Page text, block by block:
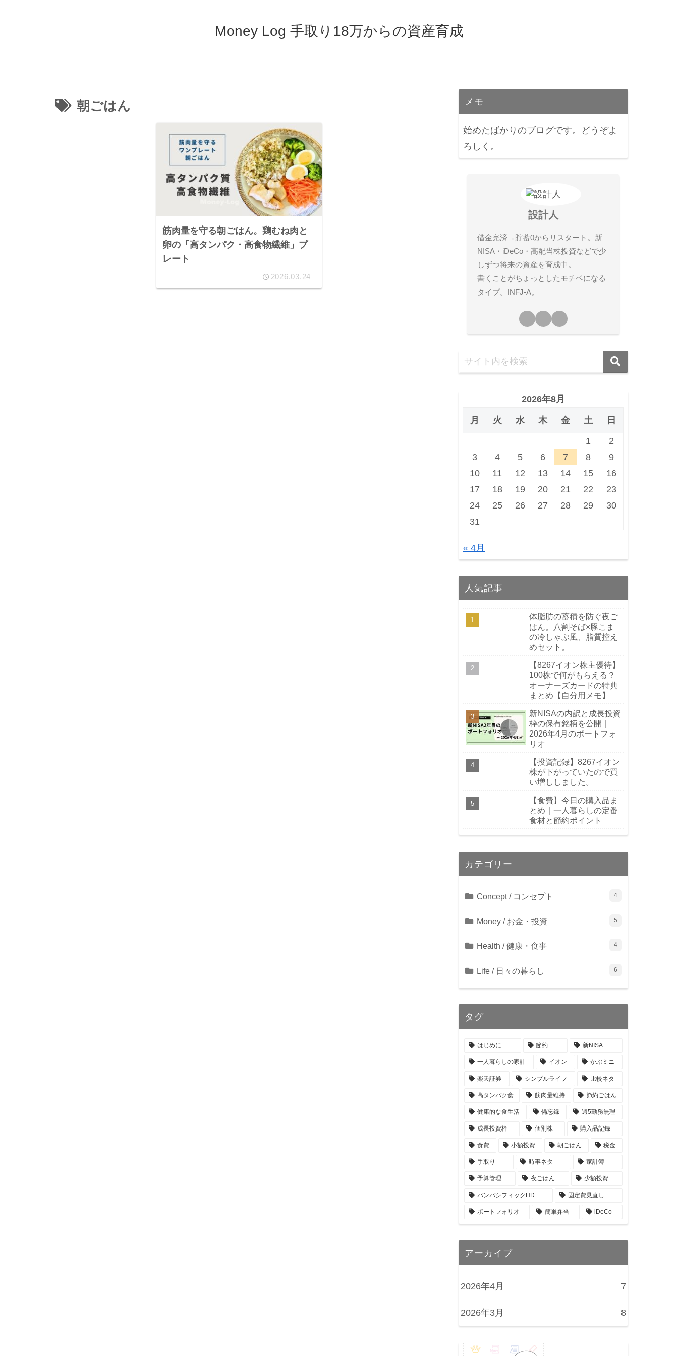
Money Log 手取り18万からの資産育成
朝ごはん
筋肉量を守る朝ごはん。鶏むね肉と
卵の「高タンパク・高食物繊維」プ
レート
2026.03.24
メモ
始めたばかりのブログです。どうぞよ
ろしく。
設計人
借金完済→貯蓄0からリスタート。新
NISA・iDeCo・高配当株投資などで少
しずつ将来の資産を育成中。
書くことがちょっとしたモチベになる
タイプ。INFJ-A。
2026年8月
月 火 水 木 金 土 日
1
2
3
4 5 6 7 8
9
10
11 12 13 14 15
16
17
18 19 20 21 22
23
24
25 26 27 28 29
30
31
« 4月
人気記事
体脂肪の蓄積を防ぐ夜ご
はん。八割そば×豚こま
の冷しゃぶ風、脂質控え
めセット。
【8267イオン株主優待】
100株で何がもらえる？
オーナーズカードの特典
まとめ【自分用メモ】
新NISAの内訳と成長投資
枠の保有銘柄を公開｜
2026年4月のポートフォ
リオ
【投資記録】8267イオン
株が下がっていたので買
い増ししました。
【食費】今日の購入品ま
とめ｜一人暮らしの定番
食材と節約ポイント
カテゴリー
Concept / コンセプト 4
Money / お金・投資 5
Health / 健康・食事 4
Life / 日々の暮らし 6
タグ
はじめに 節約 新NISA
一人暮らしの家計 イオン かぶミニ
楽天証券 シンプルライフ 比較ネタ
高タンパク食 筋肉量維持 節約ごはん
健康的な食生活 備忘録 週5勤務無理
成長投資枠 個別株 購入品記録
食費 小額投資 朝ごはん 税金
手取り 時事ネタ 家計簿
予算管理 夜ごはん 少額投資
パンパシフィックHD 固定費見直し
ポートフォリオ 簡単弁当 iDeCo
アーカイブ
2026年4月 7
2026年3月 8